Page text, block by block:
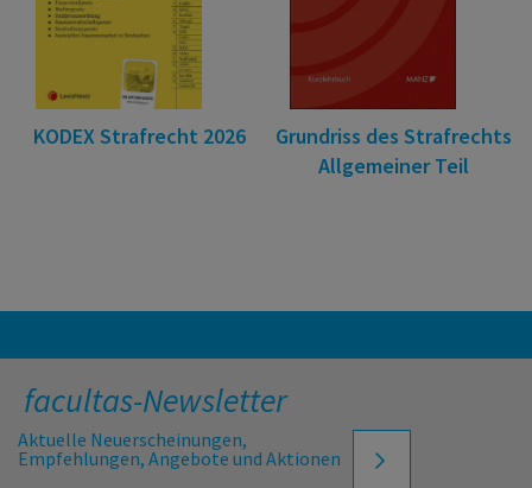
KODEX Strafrecht 2026
Grundriss des Strafrechts
Allgemeiner Teil
facultas-Newsletter
Aktuelle Neuerscheinungen,
Empfehlungen, Angebote und Aktionen